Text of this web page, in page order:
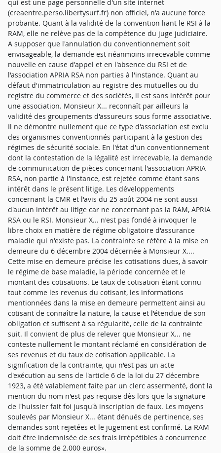
qui est une page personnelle d'un site internet
(creaentre.perso.libertysurf.fr) non officiel, n'a aucune force
probante. Quant à la validité de la convention liant le RSI à la
RAM, elle ne relève pas de la compétence du juge judiciaire.
A supposer que l'annulation du conventionnement soit
envisageable, la demande est néanmoins irrecevable comme
nouvelle en cause d'appel et en l'absence du RSI et de
l'association APRIA RSA non parties à l'instance. Quant au
défaut d'immatriculation au registre des mutuelles ou du
registre du commerce et des sociétés, il est sans intérêt pour
une association. Monsieur X... reconnaît par ailleurs la
validité des groupements d'assureurs sous forme associative.
Il ne démontre nullement que ce type d'association est exclu
des organismes conventionnés participant à la gestion des
régimes de sécurité sociale. En l'état d'un conventionnement
dont la contestation de la légalité est irrecevable, la demande
de communication de pièces concernant l'association APRIA
RSA, non partie à l'instance, est rejetée comme étant sans
intérêt dans le présent litige. Les développements
concernant la CMR et l'avis du 25 août 2004 ne sont aussi
d'aucun intérêt au litige car ne concernant pas la RAM, APRIA
RSA ou le RSI. Monsieur X... n'est pas fondé à invoquer le
libre choix en matière de régime obligatoire d'assurance
maladie qui n'existe pas. La contrainte se réfère à la mise en
demeure du 6 décembre 2004 décernée à Monsieur X....
Cette mise en demeure précise les cotisations dues, à savoir
le régime de base maladie, la période concernée et le
montant des cotisations. Le taux de cotisation étant connu
tout comme les revenus du cotisant, les informations
mentionnées dans la mise en demeure permettent ainsi au
cotisant de connaître la nature, la cause et l'étendue de son
obligation et suffisent à sa régularité, celle de la contrainte
suit. Il convient de plus de relever que Monsieur X... ne
conteste nullement le montant réclamé en considération de
ses revenus et du taux de cotisation applicable. La
signification de la contrainte, qui n'est pas un acte
d'exécution au sens de l'article 6 de la loi du 27 décembre
1923, a été valablement faite par un clerc assermenté, dont la
mention du nom n'est pas requise dès lors que la signature
de l'huissier fait foi jusqu'à inscription de faux. Les moyens
soulevés par Monsieur X... étant dénués de pertinence, ses
demandes sont rejetées et le jugement est confirmé. La RAM
doit être indemnisée de ses frais irrépétibles à concurrence
de la somme de 2.000 euros».